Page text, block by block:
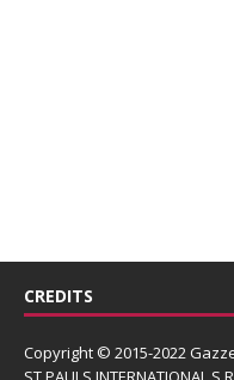
CREDITS
Copyright © 2015-2022